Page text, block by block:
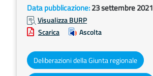
Data pubblicazione:23 settembre 2021
Visualizza BURP
Scarica
Ascolta
Deliberazioni della Giunta regionale